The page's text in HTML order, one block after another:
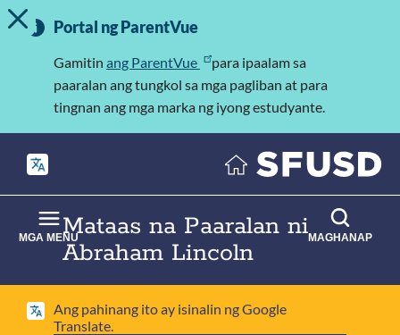
Laktawan
ang
pangunahing
nilalaman
Mahalagang
Impormasyon
I-TOGGLE ANG MENSAHE NG ALERTO
Portal ng ParentVue
Gamitin ang ParentVue
para ipaalam sa
paaralan ang tungkol sa mga pagliban at para
tingnan ang mga marka ng iyong estudyante.
Mataas na Paaralan ni
Abraham Lincoln
MGA MENU MAGHANAP
Ang pahinang ito ay isinalin ng Google
Translate.